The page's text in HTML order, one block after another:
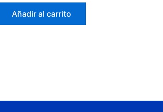
Añadir al carrito